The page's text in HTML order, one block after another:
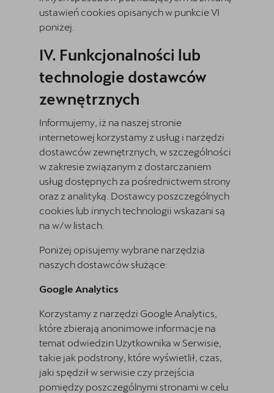
ustawień cookies opisanych w punkcie VI
poniżej.
Funkcjonalności lub
technologie dostawców
zewnętrznych
Informujemy, iż na naszej stronie
internetowej korzystamy z usług i narzędzi
dostawców zewnętrznych, w szczególności
w zakresie związanym z dostarczaniem
usług dostępnych za pośrednictwem strony
oraz z analityką. Dostawcy poszczególnych
cookies lub innych technologii wskazani są
na w/w listach.
Poniżej opisujemy wybrane narzędzia
naszych dostawców służące:
Google Analytics
Korzystamy z narzędzi Google Analytics,
które zbierają anonimowe informacje na
temat odwiedzin Użytkownika w Serwisie,
takie jak podstrony, które wyświetlił, czas,
jaki spędził w serwisie czy przejścia
pomiędzy poszczególnymi stronami w celu